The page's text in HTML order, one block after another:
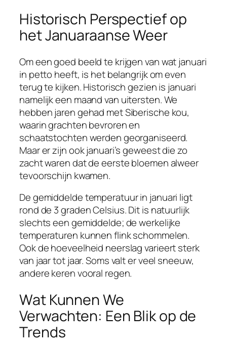
Historisch Perspectief op
het Januaraanse Weer
Om een goed beeld te krijgen van wat januari
in petto heeft, is het belangrijk om even
terug te kijken. Historisch gezien is januari
namelijk een maand van uitersten. We
hebben jaren gehad met Siberische kou,
waarin grachten bevroren en
schaatstochten werden georganiseerd.
Maar er zijn ook januari’s geweest die zo
zacht waren dat de eerste bloemen alweer
tevoorschijn kwamen.
De gemiddelde temperatuur in januari ligt
rond de 3 graden Celsius. Dit is natuurlijk
slechts een gemiddelde; de werkelijke
temperaturen kunnen flink schommelen.
Ook de hoeveelheid neerslag varieert sterk
van jaar tot jaar. Soms valt er veel sneeuw,
andere keren vooral regen.
Wat Kunnen We
Verwachten: Een Blik op de
Trends